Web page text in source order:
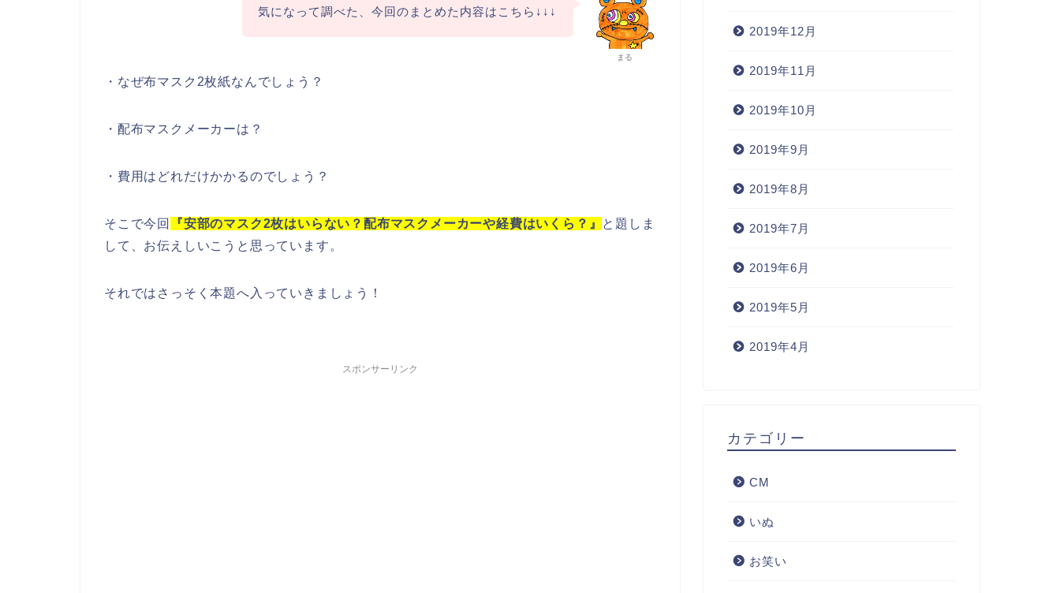
まる
気になって調べた、今回のまとめた内容はこちら↓↓↓
・なぜ布マスク2枚紙なんでしょう？
・配布マスクメーカーは？
・費用はどれだけかかるのでしょう？
そこで今回 『安部のマスク2枚はいらない？配布マスクメーカーや経費はいくら？』 と題しま
して、お伝えしいこうと思っています。
それではさっそく本題へ入っていきましょう！
スポンサーリンク
2019年12月
2019年11月
2019年10月
2019年9月
2019年8月
2019年7月
2019年6月
2019年5月
2019年4月
カテゴリー
CM
いぬ
お笑い